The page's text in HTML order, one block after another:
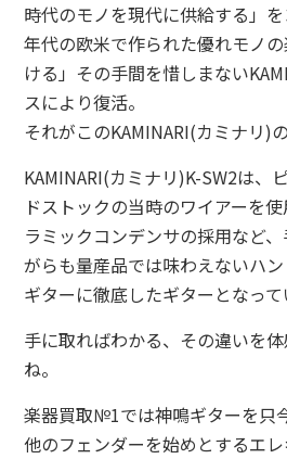
時代のモノを現代に供給する」
年代の欧米で作られた優れモノ
ける」その手間を惜しまない
スにより復活。
それがこのKAMINARI(カミナリ)の
KAMINARI(カミナリ)K-SW2は、
ドストックの当時のワイアーを
ラミックコンデンサの採用など
がらも量産品では味わえないハ
ギターに徹底したギターとなって
手に取ればわかる、その違いを
ね。
楽器買取№1では神鳴ギターを只
他のフェンダーを始めとするエ